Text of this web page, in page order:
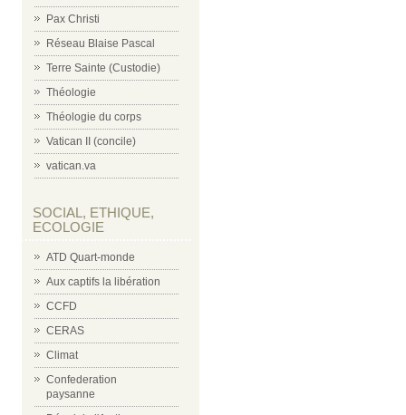
Pax Christi
Réseau Blaise Pascal
Terre Sainte (Custodie)
Théologie
Théologie du corps
Vatican II (concile)
vatican.va
SOCIAL, ETHIQUE,
ECOLOGIE
ATD Quart-monde
Aux captifs la libération
CCFD
CERAS
Climat
Confederation
paysanne